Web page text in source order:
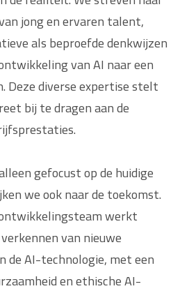
jong en ervaren talent,
als beproefde denkwijzen
van AI naar een
Deze diverse expertise stelt
bij te dragen aan de
gefocust op de huidige
we ook naar de toekomst.
werkt
van nieuwe
de AI-technologie, met een
en ethische AI-